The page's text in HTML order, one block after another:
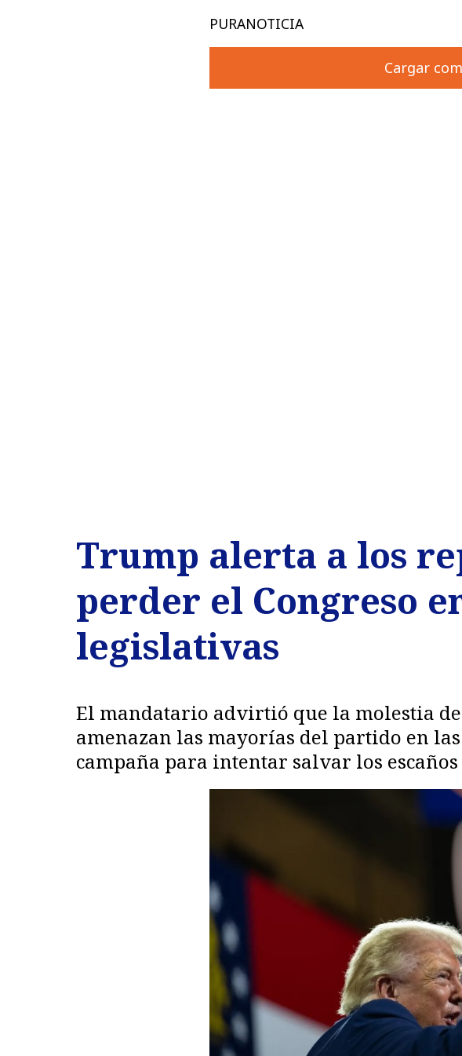
PURANOTICIA
Cargar
Trump alerta a los
perder el Congreso
legislativas
El mandatario advirtió que la molestia
amenazan las mayorías del partido en
campaña para intentar salvar los escaños